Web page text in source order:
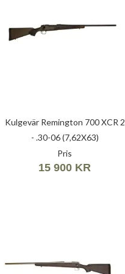
Kulgevär Remington 700 XCR 2
- .30-06 (7,62X63)
Pris
15 900 KR